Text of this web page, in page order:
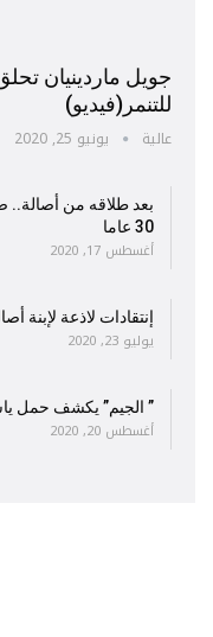
جويل ماردينيان
للتنمر(فيديو)
عالية يونيو 25, 2020
بعد طلاقه من أصالة..
30 عاما
أغسطس 17, 2020
إنتقادات لاذعة
يوليو 23, 2020
” الجيم” يكشف حمل
أغسطس 20, 2020